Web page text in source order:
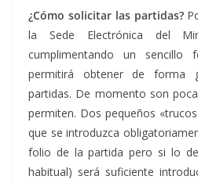
¿Cómo solicitar las partidas?
la Sede Electrónica del
cumplimentando un sencillo
permitirá obtener de forma
partidas. De momento son
permiten. Dos pequeños
que se introduzca
folio de la partida pero si lo
habitual) será suficiente